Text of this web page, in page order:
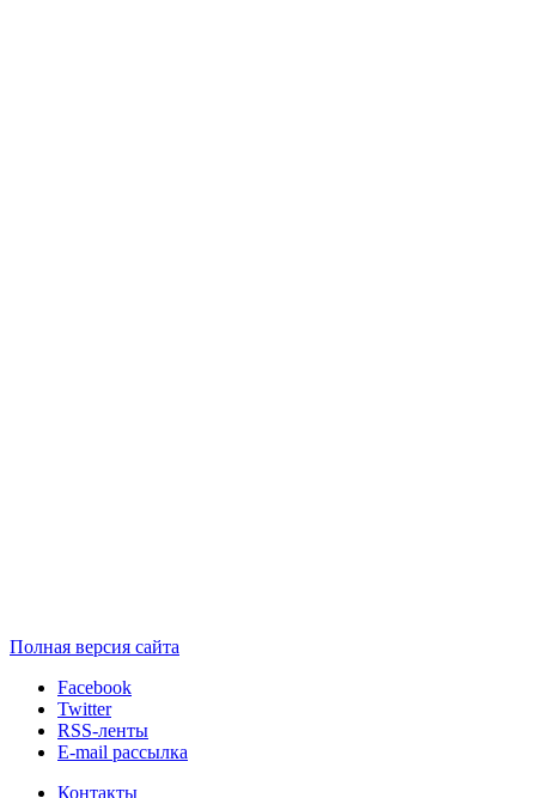
Полная версия сайта
Facebook
Twitter
RSS-ленты
E-mail рассылка
Контакты